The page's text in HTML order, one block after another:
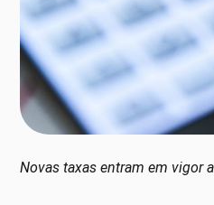
Novas taxas entram em vigor